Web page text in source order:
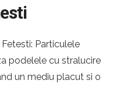
Particulele
podelele cu stralucire
un mediu placut si o